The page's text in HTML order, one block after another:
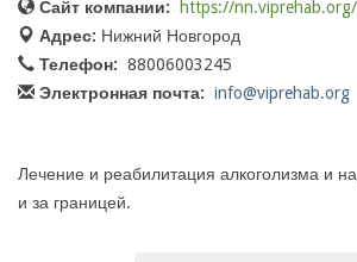
Сайт компании:
https://nn.viprehab.org/
Адрес: Нижний Новгород
Телефон: 88006003245
Электронная почта: info@viprehab.org
Лечение и реабилитация алкоголизма и
и за границей.